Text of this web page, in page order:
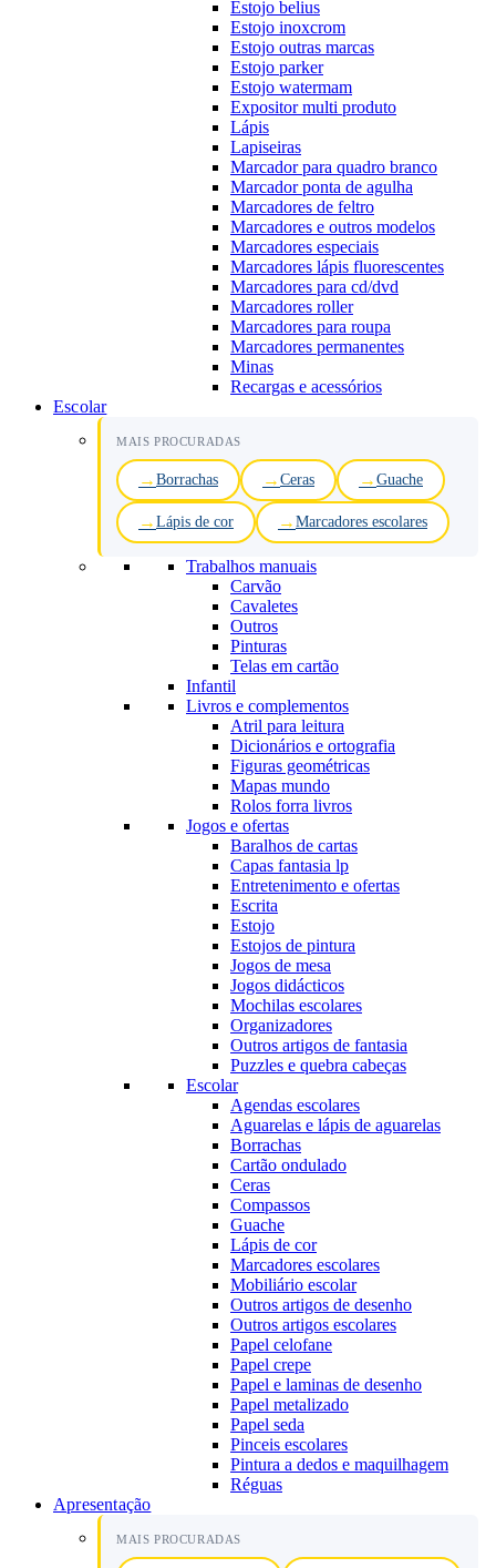
Estojo belius
Estojo inoxcrom
Estojo outras marcas
Estojo parker
Estojo watermam
Expositor multi produto
Lápis
Lapiseiras
Marcador para quadro branco
Marcador ponta de agulha
Marcadores de feltro
Marcadores e outros modelos
Marcadores especiais
Marcadores lápis fluorescentes
Marcadores para cd/dvd
Marcadores roller
Marcadores para roupa
Marcadores permanentes
Minas
Recargas e acessórios
Escolar
MAIS PROCURADAS
Borrachas Ceras Guache
Lápis de cor Marcadores escolares
Trabalhos manuais
Carvão
Cavaletes
Outros
Pinturas
Telas em cartão
Infantil
Livros e complementos
Atril para leitura
Dicionários e ortografia
Figuras geométricas
Mapas mundo
Rolos forra livros
Jogos e ofertas
Baralhos de cartas
Capas fantasia lp
Entretenimento e ofertas
Escrita
Estojo
Estojos de pintura
Jogos de mesa
Jogos didácticos
Mochilas escolares
Organizadores
Outros artigos de fantasia
Puzzles e quebra cabeças
Escolar
Agendas escolares
Aguarelas e lápis de aguarelas
Borrachas
Cartão ondulado
Ceras
Compassos
Guache
Lápis de cor
Marcadores escolares
Mobiliário escolar
Outros artigos de desenho
Outros artigos escolares
Papel celofane
Papel crepe
Papel e laminas de desenho
Papel metalizado
Papel seda
Pinceis escolares
Pintura a dedos e maquilhagem
Réguas
Apresentação
MAIS PROCURADAS